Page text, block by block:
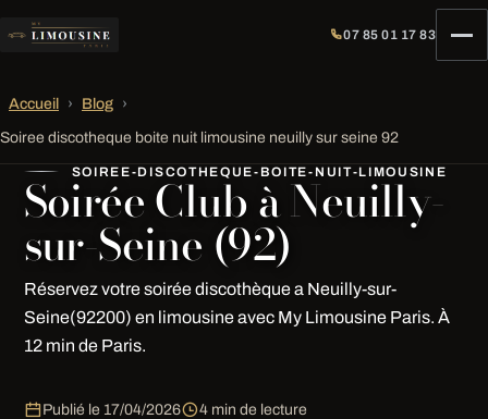
07 85 01 17 83
Accueil › Blog ›
Soiree discotheque boite nuit limousine neuilly sur seine 92
SOIREE-DISCOTHEQUE-BOITE-NUIT-LIMOUSINE
Soirée Club à Neuilly-
sur-Seine (92)
Réservez votre soirée discothèque a Neuilly-sur-
Seine(92200) en limousine avec My Limousine Paris. À
12 min de Paris.
Publié le 17/04/2026 4 min de lecture